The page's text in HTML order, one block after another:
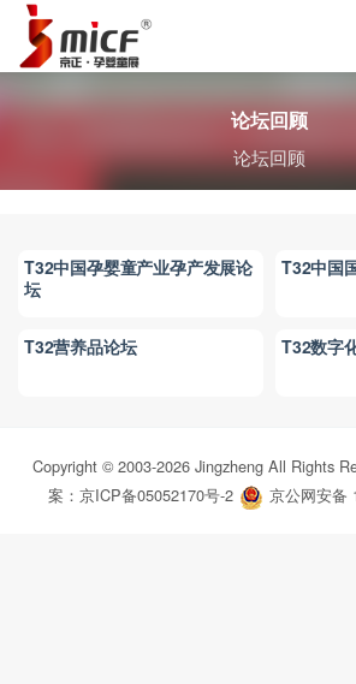
论坛回顾
论坛回顾
T32中国孕婴童产业孕产发展论
坛
T32中国
T32营养品论坛 T32数字
Copyright © 2003-2026Jingzheng All Rights
案：京ICP备05052170号-2
京公网安备
全部